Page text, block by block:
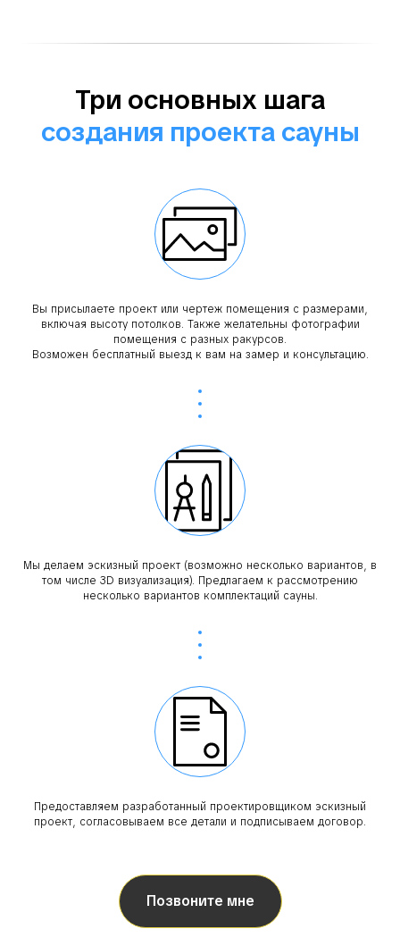
Три основных шага
создания проекта сауны
Вы присылаете проект или чертеж помещения с размерами,
включая высоту потолков. Также желательны фотографии
помещения с разных ракурсов.
Возможен бесплатный выезд к вам на замер и консультацию.
Мы делаем эскизный проект (возможно несколько вариантов, в
том числе 3D визуализация). Предлагаем к рассмотрению
несколько вариантов комплектаций сауны.
Предоставляем разработанный проектировщиком эскизный
проект, согласовываем все детали и подписываем договор.
Позвоните мне